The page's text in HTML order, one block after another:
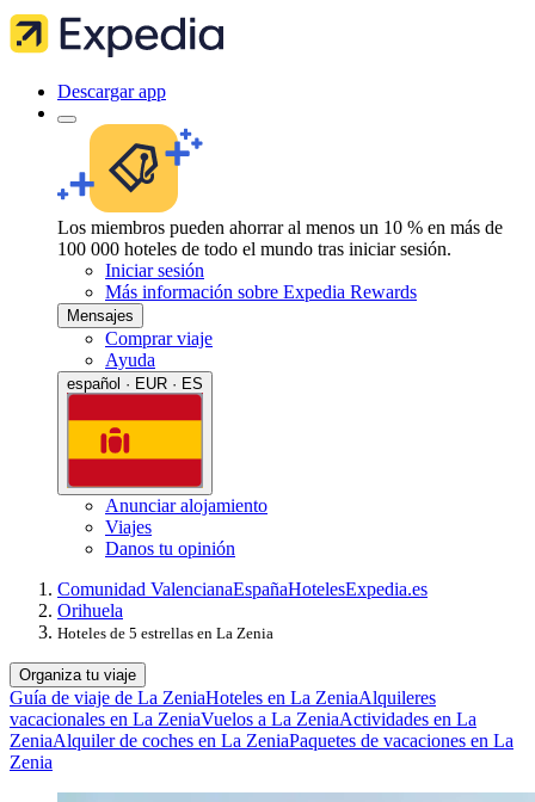
Descargar app
Los miembros pueden ahorrar al menos un 10 % en más de
100 000 hoteles de todo el mundo tras iniciar sesión.
Iniciar sesión
Más información sobre Expedia Rewards
Mensajes
Comprar viaje
Ayuda
español · EUR · ES
Anunciar alojamiento
Viajes
Danos tu opinión
Comunidad ValencianaEspañaHotelesExpedia.es
Orihuela
Hoteles de 5 estrellas en La Zenia
Organiza tu viaje
Guía de viaje de La ZeniaHoteles en La ZeniaAlquileres
vacacionales en La ZeniaVuelos a La ZeniaActividades en La
ZeniaAlquiler de coches en La ZeniaPaquetes de vacaciones en La
Zenia